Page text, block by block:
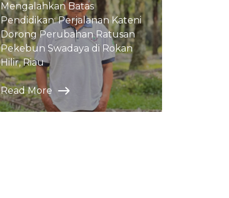
Mengalahkan Batas
Pendidikan: Perjalanan Kateni
Dorong Perubahan Ratusan
Pekebun Swadaya di Rokan
Hilir, Riau
Read More